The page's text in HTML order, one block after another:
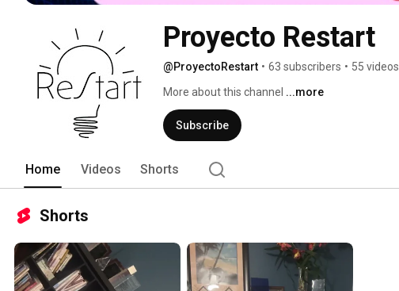
Proyecto Restart
@ProyectoRestart • 63 subscribers • 55 videos
More about this channel ...more
Subscribe
Home Videos Shorts
Shorts